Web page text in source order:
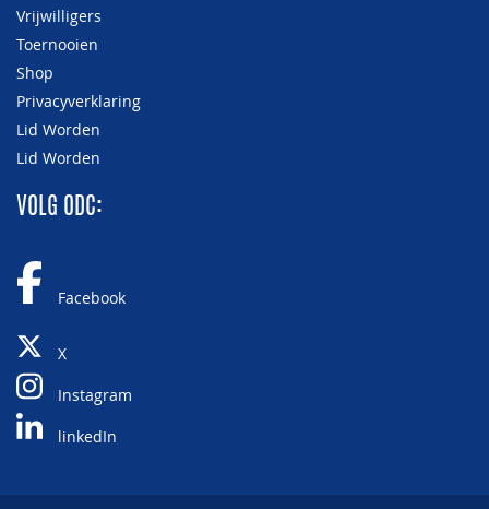
Vrijwilligers
Toernooien
Shop
Privacyverklaring
Lid Worden
Lid Worden
VOLG ODC:
Facebook
X
Instagram
linkedIn